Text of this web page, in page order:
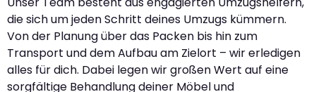
die sich um jeden Schritt deines Umzugs kümmern.
Von der Planung über das Packen bis hin zum
Transport und dem Aufbau am Zielort – wir erledigen
alles für dich. Dabei legen wir großen Wert auf eine
sorgfältige Behandlung deiner Möbel und